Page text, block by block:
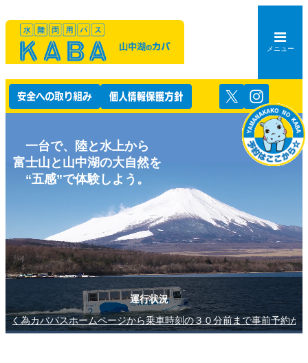
メニュー
一台で、陸と水上から
富士山と山中湖の大自然を
“五感”で体験しよう。
運行状況
ババスホームページから乗車時刻の３０分前まで事前予約がで